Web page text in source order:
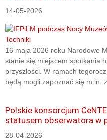
14-05-2026
16 maja 2026 roku Narodowe
stanie się miejscem spotkania
przyszłości. W ramach
będą mogli zapoznać się m.in.
Polskie konsorcjum
statusem obserwatora w
28-04-2026